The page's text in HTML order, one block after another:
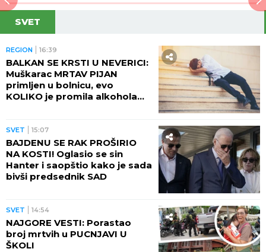
SVET
REGION 16:39
BALKAN SE KRSTI U NEVERICI:
Muškarac MRTAV PIJAN
primljen u bolnicu, evo
KOLIKO je promila alkohola
SVET 15:07
BAJDENU SE RAK PROŠIRIO
NA KOSTI! Oglasio se sin
Hanter i saopštio kako je sada
bivši predsednik SAD
SVET 14:54
NAJGORE VESTI: Porastao
broj mrtvih u PUCNJAVI U
ŠKOLI